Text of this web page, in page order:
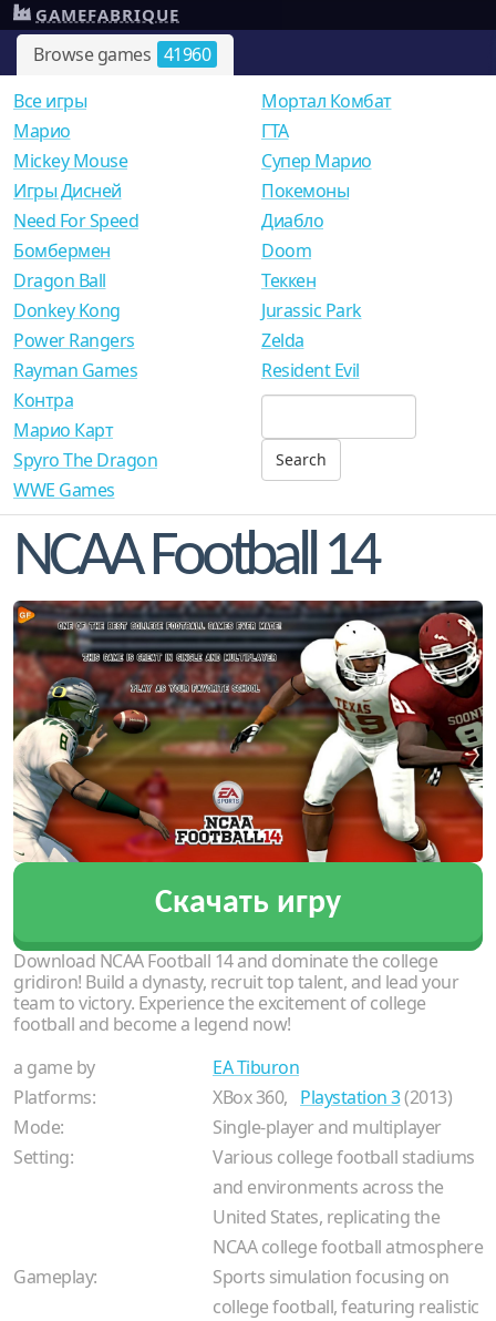
Browse games 41960
GAMEFABRIQUE
Все игры
Mарио
Mickey Mouse
Игры Дисней
Need For Speed
Мортал Комбат
ГТА
Супер Марио
Покемоны
Диабло
Бомбермен
Dragon Ball
Donkey Kong
Power Rangers
Rayman Games
Doom
Теккен
Jurassic Park
Zelda
Resident Evil
Контра
Марио Карт
Spyro The Dragon
WWE Games
NCAA Football 14
Скачать игру
Download NCAA Football 14 and dominate the college
gridiron! Build a dynasty, recruit top talent, and lead your
team to victory. Experience the excitement of college
football and become a legend now!
a game by
EA Tiburon
Platforms:
XBox 360, Playstation 3(2013)
Mode:
Single-player and multiplayer
Setting:
Various college football stadiums
and environments across the
United States, replicating the
NCAA college football atmosphere
Gameplay:
Sports simulation focusing on
college football, featuring realistic